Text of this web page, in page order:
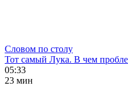
Словом по столу
Тот самый Лука. В чем
05:33
23 мин